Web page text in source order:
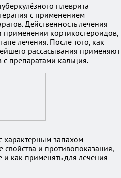
плеврита
с применением
Действенность лечения
кортикостероидов,
лечения. После того, как
рассасывания применяют
препаратами кальция.
запахом
и противопоказания,
как применять для лечения